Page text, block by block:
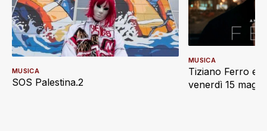
SOS Palestina.2
MUSICA
Tiziano Ferro e
venerdì 15
MUSICA